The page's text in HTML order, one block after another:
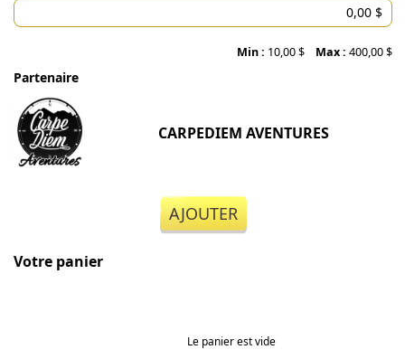
Min : 10,00 $ Max : 400,00 $
Partenaire
CARPEDIEM AVENTURES
AJOUTER
Votre panier
Le panier est vide